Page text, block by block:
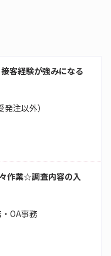
客経験が強みになる
注以外）
作業☆調査内容の入
OA事務